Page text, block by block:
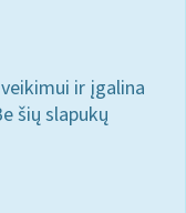
ir įgalina
šių slapukų